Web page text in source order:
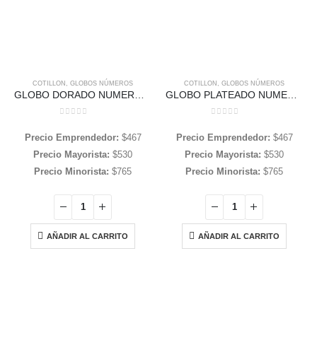
COTILLON , GLOBOS NÚMEROS
GLOBO DORADO NUMERO «7» 32 Pulgadas 85 cms aprox
Precio Emprendedor: $467
Precio Mayorista: $530
Precio Minorista: $765
AÑADIR AL CARRITO
COTILLON , GLOBOS NÚMEROS
GLOBO PLATEADO NUMERO «2» 32 Pulgadas 85 cms aprox
Precio Emprendedor: $467
Precio Mayorista: $530
Precio Minorista: $765
AÑADIR AL CARRITO